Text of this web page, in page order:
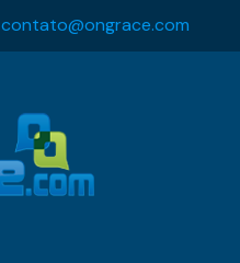
contato@ongrace.com